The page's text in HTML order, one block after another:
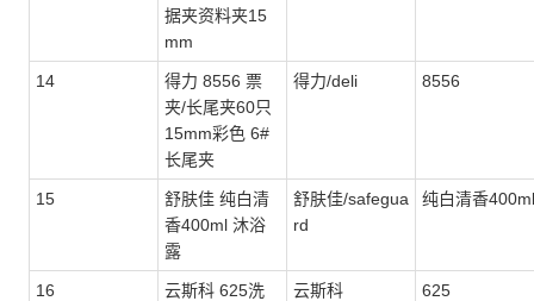
据夹资料夹15
mm
14
得力 8556 票
夹/长尾夹60只
15mm彩色 6#
长尾夹
得力/deli 8556
15
舒肤佳 纯白清
香400ml 沐浴
露
舒肤佳/safegua
rd
纯白清香400ml
16
云斯科 625洗
云斯科 625